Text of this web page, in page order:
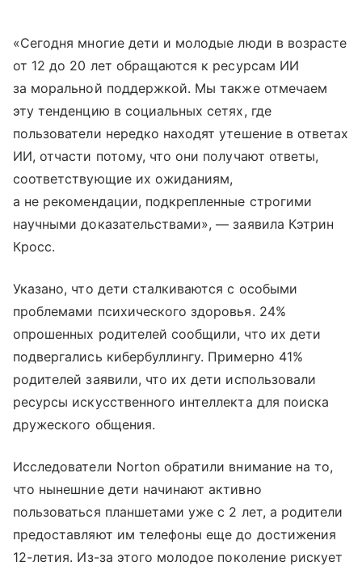
«Сегодня многие дети и молодые люди в возрасте
от 12 до 20 лет обращаются к ресурсам ИИ
за моральной поддержкой. Мы также отмечаем
эту тенденцию в социальных сетях, где
пользователи нередко находят утешение в ответах
ИИ, отчасти потому, что они получают ответы,
соответствующие их ожиданиям,
а не рекомендации, подкрепленные строгими
научными доказательствами», — заявила Кэтрин
Кросс.
Указано, что дети сталкиваются с особыми
проблемами психического здоровья. 24%
опрошенных родителей сообщили, что их дети
подвергались кибербуллингу. Примерно 41%
родителей заявили, что их дети использовали
ресурсы искусственного интеллекта для поиска
дружеского общения.
Исследователи Norton обратили внимание на то,
что нынешние дети начинают активно
пользоваться планшетами уже с 2 лет, а родители
предоставляют им телефоны еще до достижения
12-летия. Из-за этого молодое поколение рискует